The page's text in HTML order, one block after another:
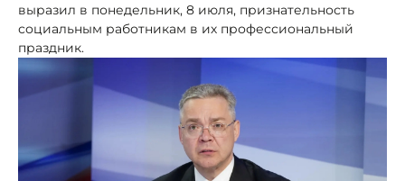
выразил в понедельник, 8 июля, признательность
социальным работникам в их профессиональный
праздник.